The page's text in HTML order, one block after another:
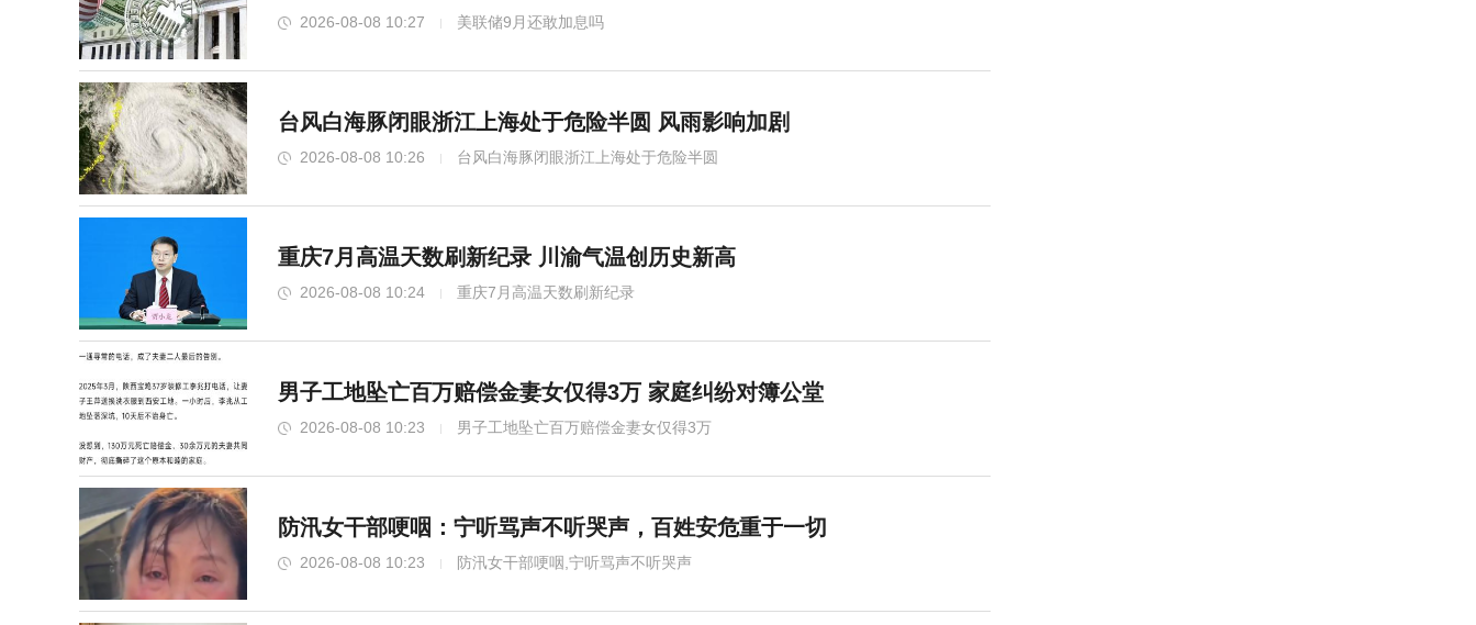
上半年国内居民出游人次34.63亿 同比增长5.4%
2026-08-08 10:27 美联储9月还敢加息吗
台风白海豚闭眼浙江上海处于危险半圆 风雨影响加剧
2026-08-08 10:26 台风白海豚闭眼浙江上海处于危险半圆
重庆7月高温天数刷新纪录 川渝气温创历史新高
2026-08-08 10:24 重庆7月高温天数刷新纪录
男子工地坠亡百万赔偿金妻女仅得3万 家庭纠纷对簿公堂
2026-08-08 10:23 男子工地坠亡百万赔偿金妻女仅得3万
防汛女干部哽咽：宁听骂声不听哭声，百姓安危重于一切
2026-08-08 10:23 防汛女干部哽咽,宁听骂声不听哭声